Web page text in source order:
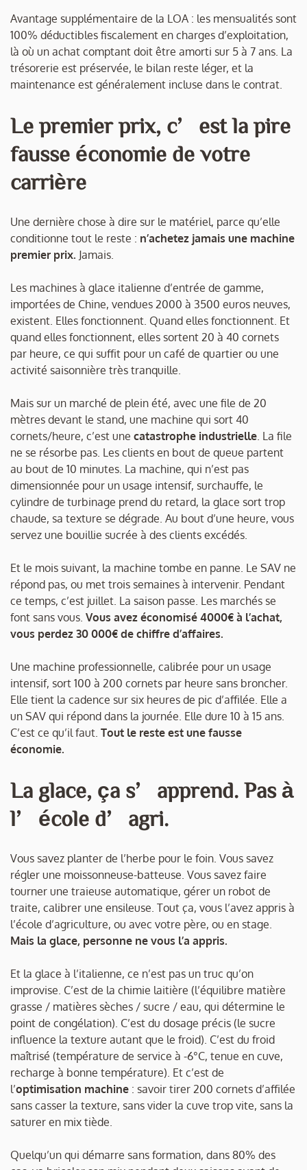
Avantage supplémentaire de la LOA : les mensualités sont
100% déductibles fiscalement en charges d’exploitation,
là où un achat comptant doit être amorti sur 5 à 7 ans. La
trésorerie est préservée, le bilan reste léger, et la
maintenance est généralement incluse dans le contrat.
Le premier prix, c’est la pire
fausse économie de votre
carrière
Une dernière chose à dire sur le matériel, parce qu’elle
conditionne tout le reste : n’achetez jamais une machine
premier prix. Jamais.
Les machines à glace italienne d’entrée de gamme,
importées de Chine, vendues 2000 à 3500 euros neuves,
existent. Elles fonctionnent. Quand elles fonctionnent. Et
quand elles fonctionnent, elles sortent 20 à 40 cornets
par heure, ce qui suffit pour un café de quartier ou une
activité saisonnière très tranquille.
Mais sur un marché de plein été, avec une file de 20
mètres devant le stand, une machine qui sort 40
cornets/heure, c’est une catastrophe industrielle. La file
ne se résorbe pas. Les clients en bout de queue partent
au bout de 10 minutes. La machine, qui n’est pas
dimensionnée pour un usage intensif, surchauffe, le
cylindre de turbinage prend du retard, la glace sort trop
chaude, sa texture se dégrade. Au bout d’une heure, vous
servez une bouillie sucrée à des clients excédés.
Et le mois suivant, la machine tombe en panne. Le SAV ne
répond pas, ou met trois semaines à intervenir. Pendant
ce temps, c’est juillet. La saison passe. Les marchés se
font sans vous. Vous avez économisé 4000€ à l’achat,
vous perdez 30 000€ de chiffre d’affaires.
Une machine professionnelle, calibrée pour un usage
intensif, sort 100 à 200 cornets par heure sans broncher.
Elle tient la cadence sur six heures de pic d’affilée. Elle a
un SAV qui répond dans la journée. Elle dure 10 à 15 ans.
C’est ce qu’il faut. Tout le reste est une fausse
économie.
La glace, ça s’apprend. Pas à
l’école d’agri.
Vous savez planter de l’herbe pour le foin. Vous savez
régler une moissonneuse-batteuse. Vous savez faire
tourner une traieuse automatique, gérer un robot de
traite, calibrer une ensileuse. Tout ça, vous l’avez appris à
l’école d’agriculture, ou avec votre père, ou en stage.
Mais la glace, personne ne vous l’a appris.
Et la glace à l’italienne, ce n’est pas un truc qu’on
improvise. C’est de la chimie laitière (l’équilibre matière
grasse / matières sèches / sucre / eau, qui détermine le
point de congélation). C’est du dosage précis (le sucre
influence la texture autant que le froid). C’est du froid
maîtrisé (température de service à -6°C, tenue en cuve,
recharge à bonne température). Et c’est de
l’optimisation machine : savoir tirer 200 cornets d’affilée
sans casser la texture, sans vider la cuve trop vite, sans la
saturer en mix tiède.
Quelqu’un qui démarre sans formation, dans 80% des